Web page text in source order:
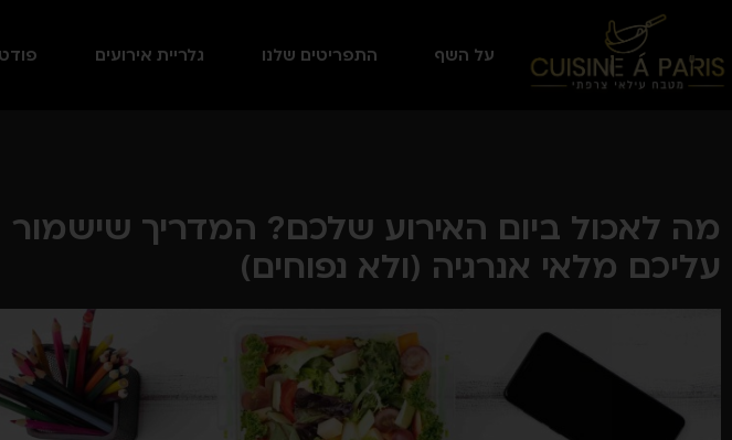
על השף התפריטים שלנו גלריית אירועים
מה לאכול ביום האירוע שלכם? המדריך שישמור
עליכם מלאי אנרגיה (ולא נפוחים)